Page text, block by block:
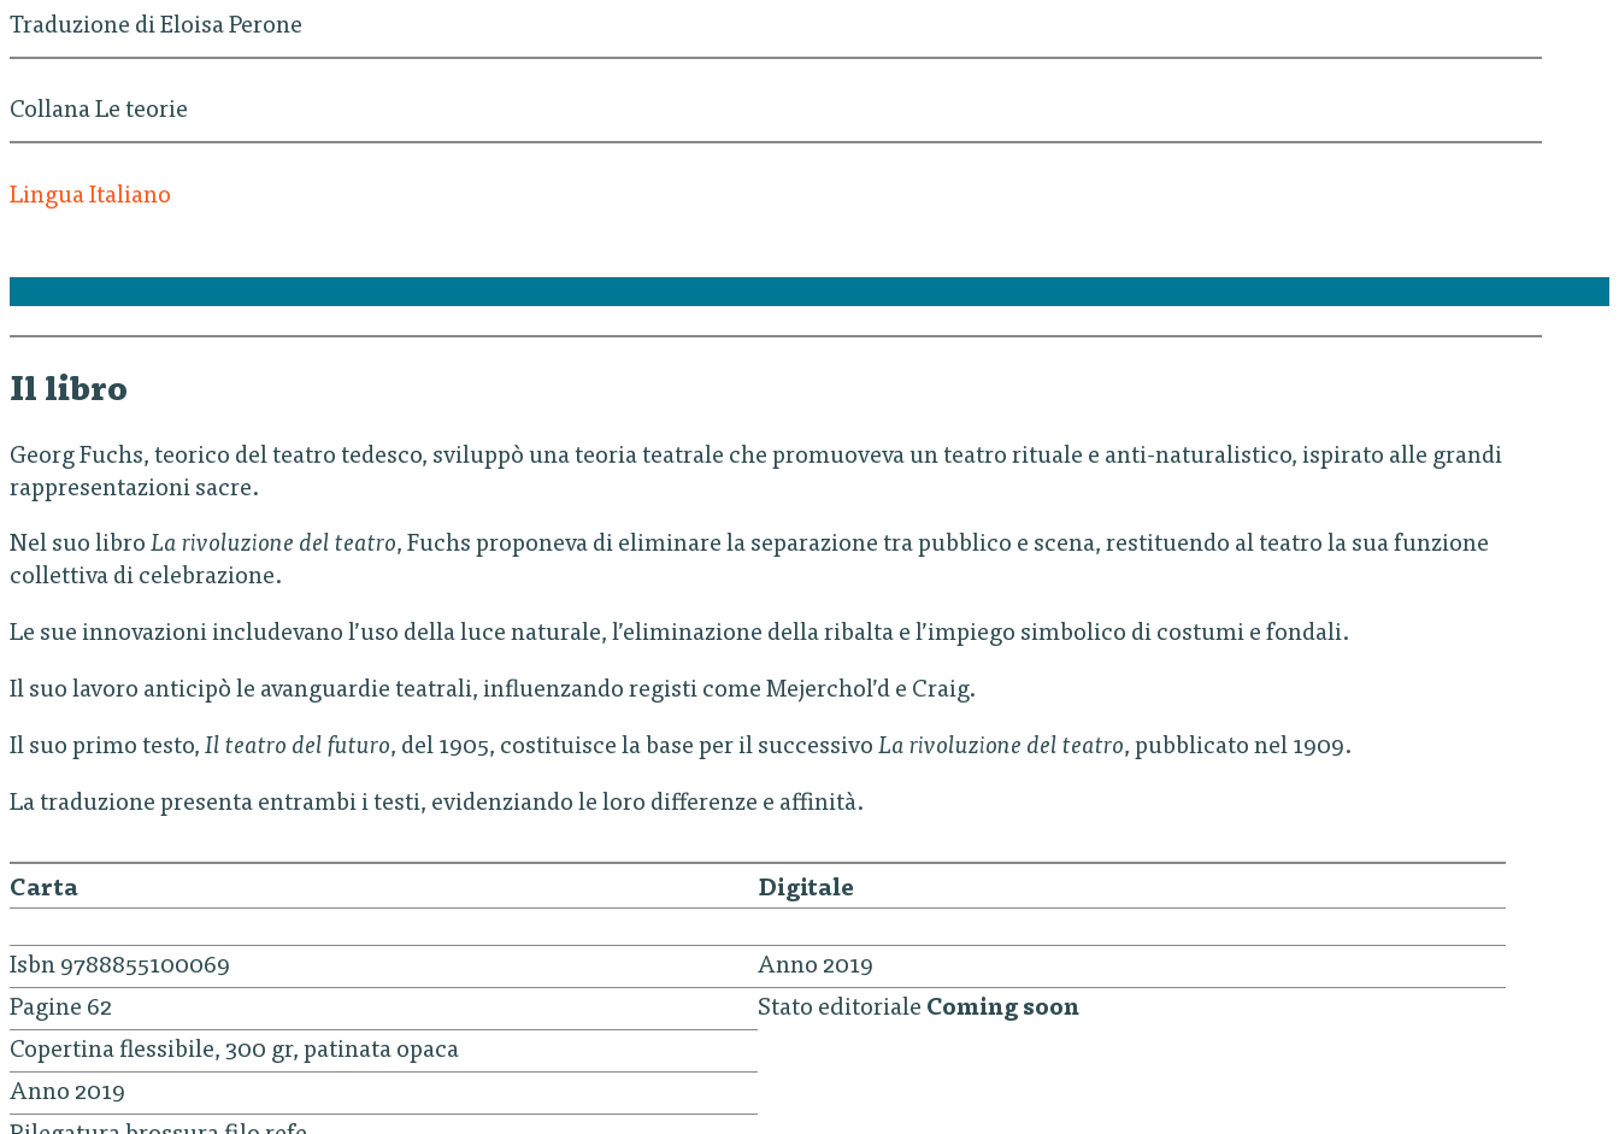
Traduzione di Eloisa Perone
Collana Le teorie
Lingua Italiano
Il libro
Georg Fuchs, teorico del teatro tedesco, sviluppò una teoria teatrale che promuoveva un teatro rituale e anti-naturalistico, ispirato alle grandi
rappresentazioni sacre.
Nel suo libro La rivoluzione del teatro, Fuchs proponeva di eliminare la separazione tra pubblico e scena, restituendo al teatro la sua funzione
collettiva di celebrazione.
Le sue innovazioni includevano l’uso della luce naturale, l’eliminazione della ribalta e l’impiego simbolico di costumi e fondali.
Il suo lavoro anticipò le avanguardie teatrali, influenzando registi come Mejerchol’d e Craig.
Il suo primo testo, Il teatro del futuro, del 1905, costituisce la base per il successivo La rivoluzione del teatro, pubblicato nel 1909.
La traduzione presenta entrambi i testi, evidenziando le loro differenze e affinità.
Carta
Isbn 9788855100069
Pagine 62
Copertina flessibile, 300 gr, patinata opaca
Anno 2019
Digitale
Anno 2019
Stato editoriale Coming soon